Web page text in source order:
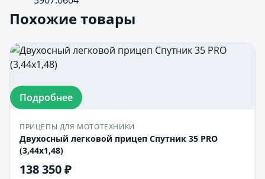
Похожие товары
Подробнее
ПРИЦЕПЫ ДЛЯ МОТОТЕХНИКИ
Двухосный легковой прицеп Спутник 35 PRO
(3,44х1,48)
138 350 ₽